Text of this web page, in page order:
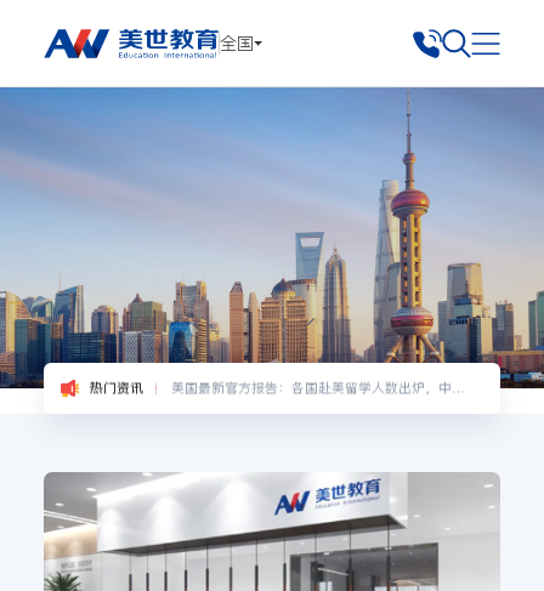
全国
热门资讯
八大藤校早申遇冷，未来爬藤如何自救？
美世有哪些留学背景提升项目和实习资源？
重要！2022年12月日语能力考（JLPT）报名通知！
八大藤校早申遇冷，未来爬藤如何自救？
热门资讯
美世有哪些留学背景提升项目和实习资源？
热门资讯
重要！2022年12月日语能力考（JLPT）报名通知！
热门资讯
美国最新官方报告：各国赴美留学人数出炉，中国大陆仍居生源地榜首！
热门资讯
八大藤校早申遇冷，未来爬藤如何自救？
热门资讯
美世有哪些留学背景提升项目和实习资源？
热门资讯
重要！2022年12月日语能力考（JLPT）报名通知！